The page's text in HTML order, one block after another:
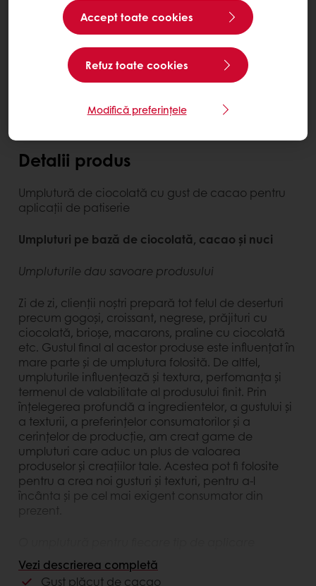
Contactează-ne
Ai nevoie de mai multe informații? Suntem bucuroși
să te ajutăm.
Detalii produs
Umplutură de ciocolată cu gust de cacao pentru
aplicații de patiserie
Umpluturi pe bază de ciocolată, cacao și nuci
Umpluturile dau savoare produsului
Zi de zi, clienții noștri prepară tot felul de deserturi
precum gogoși, croissant, negrese, prăjituri cu
ciocolată, brioșe, macarons, praline cu ciocolată
etc. Gustul final al acestor produse este influențat în
mare parte și de umplutura folosită. De altfel,
umpluturile influențează și textura, perfomanța și
termenul de valabilitate al produsului finit. Prin
înțelegerea profundă a ingredientelor, a gustului și
a texturii, a preferințelor consumatorilor și a
cerințelor de producție, am creat game de
umpluturi care aduc un plus de valoarea
produselor și creațiilor tale. Acestea pot fi folosite
pentru a crea noi gusturi și texturi, pentru a-l
încânta și pe cel mai exigent consumator din
prezent.
Fie că dorești să păstrezi textura crocantă a
Vezi descrierea completă
Gust plăcut de cacao
Accept toate cookies
Refuz toate cookies
Modifică preferințele